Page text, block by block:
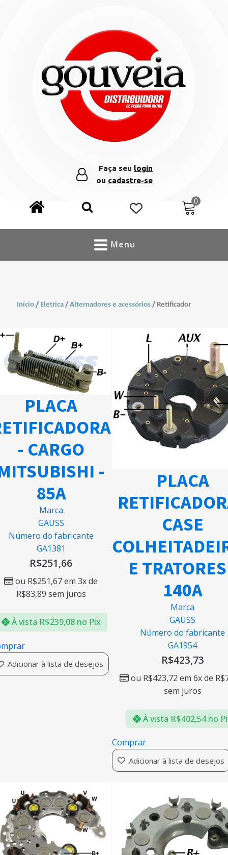
Faça seu login
ou cadastre-se
Menu
Início / Eletrica / Alternadores e acessórios / Retificador
PLACA
- CARGO
-
85A
Marca
GAUSS
Número do fabricante
GA1381
R$251,66
ou R$251,67em 3x de
R$83,89 sem juros
À vista R$239,08 no Pix
Adicionar à lista de desejos
PLACA
CASE
E
140A
Marca
GAUSS
Número do fabricante
GA1954
R$423,73
ou R$423,72 em 6x de R$
sem juros
À vista R$402,54 no
Comprar
Adicionar à lista de desejos